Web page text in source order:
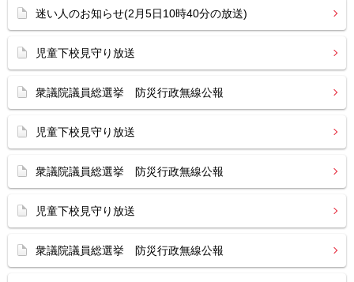
迷い人のお知らせ(2月5日10時40分の放送)
児童下校見守り放送
衆議院議員総選挙 防災行政無線公報
児童下校見守り放送
衆議院議員総選挙 防災行政無線公報
児童下校見守り放送
衆議院議員総選挙 防災行政無線公報